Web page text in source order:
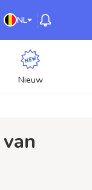
NL
Nieuw